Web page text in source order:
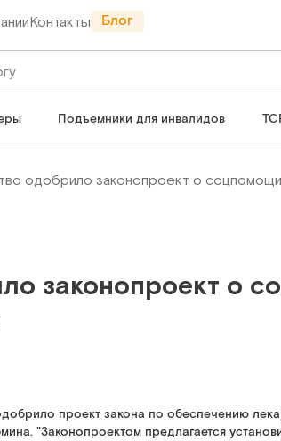
Контакты Блог
Подъемники для инвалидов
одобрило законопроект о
законопроект о
проект закона по обеспечению
"Законопроектом предлагается